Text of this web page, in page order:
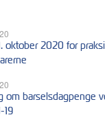
oktober 2020 for
om barselsdagpenge
19